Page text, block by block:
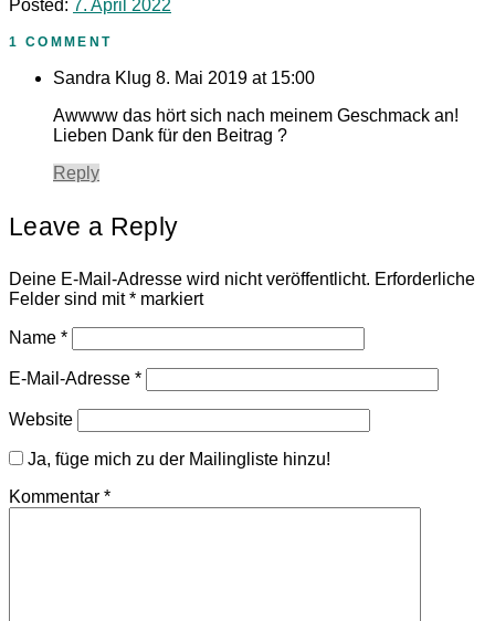
Posted: 7. April 2022
1 COMMENT
Sandra Klug 8. Mai 2019 at 15:00
Awwww das hört sich nach meinem Geschmack an!
Lieben Dank für den Beitrag ?
Reply
Leave a Reply
Deine E-Mail-Adresse wird nicht veröffentlicht. Erforderliche
Felder sind mit* markiert
Name *
E-Mail-Adresse *
Website
Ja, füge mich zu der Mailingliste hinzu!
Kommentar *